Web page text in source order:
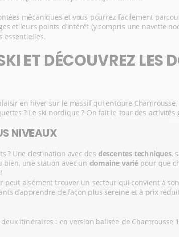
mécaniques et vous pourrez facilement
et leurs points d’intérêt (y compris une navette
essentielles.
ET DÉCOUVREZ LES
en hiver sur le massif qui entoure
? Le ski nordique ? On fait le tour des
NIVEAUX
? Une destination avec des descentes techniques,
bien, une station avec un domaine varié pour que
peut aisément trouver un secteur qui convient à
d’apprendre de façon plus sereine et à prix
itinéraires : en version balisée de Chamrousse